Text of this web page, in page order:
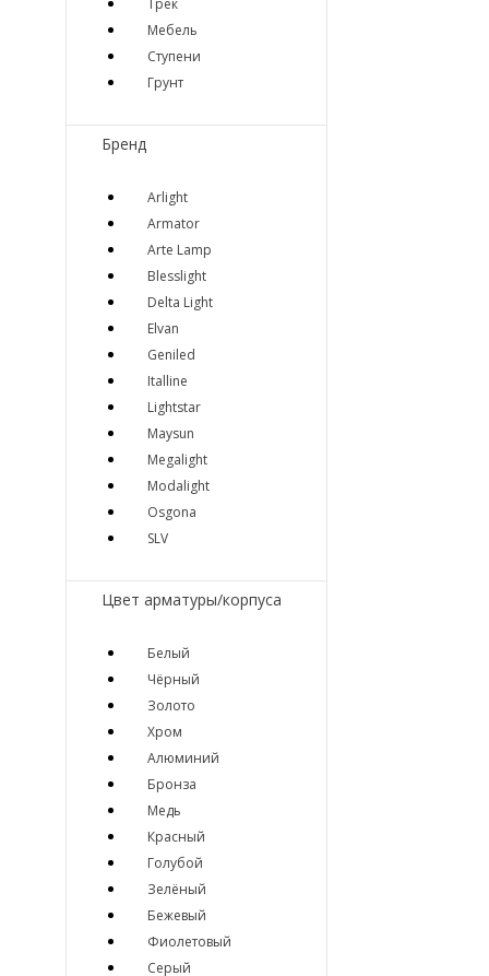
Трек
Мебель
Ступени
Грунт
Бренд
Arlight
Armator
Arte Lamp
Blesslight
Delta Light
Elvan
Geniled
Italline
Lightstar
Maysun
Megalight
Modalight
Osgona
SLV
Цвет арматуры/корпуса
Белый
Чёрный
Золото
Хром
Алюминий
Бронза
Медь
Красный
Голубой
Зелёный
Бежевый
Фиолетовый
Серый